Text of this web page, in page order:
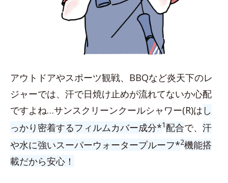
アウトドアやスポーツ観戦、BBQなど炎天下のレ
ジャーでは、汗で日焼け止めが流れてないか心配
ですよね…サンスクリーンクールシャワー(R)は し
っかり密着するフィルムカバー成分*1配合で、 汗
や水に強いスーパーウォータープルーフ*2機能搭
載だから安心！